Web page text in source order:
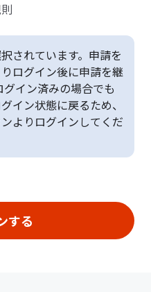
されています。申請を
ログイン後に申請を継
イン済みの場合でも
イン状態に戻るため、
よりログインしてくだ